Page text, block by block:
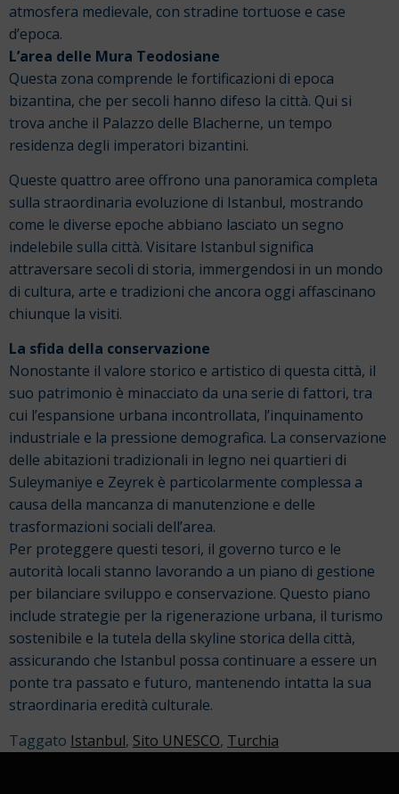
atmosfera medievale, con stradine tortuose e case
d’epoca.
L’area delle Mura Teodosiane
Questa zona comprende le fortificazioni di epoca
bizantina, che per secoli hanno difeso la città. Qui si
trova anche il Palazzo delle Blacherne, un tempo
residenza degli imperatori bizantini.
Queste quattro aree offrono una panoramica completa
sulla straordinaria evoluzione di Istanbul, mostrando
come le diverse epoche abbiano lasciato un segno
indelebile sulla città. Visitare Istanbul significa
attraversare secoli di storia, immergendosi in un mondo
di cultura, arte e tradizioni che ancora oggi affascinano
chiunque la visiti.
La sfida della conservazione
Nonostante il valore storico e artistico di questa città, il
suo patrimonio è minacciato da una serie di fattori, tra
cui l’espansione urbana incontrollata, l’inquinamento
industriale e la pressione demografica. La conservazione
delle abitazioni tradizionali in legno nei quartieri di
Suleymaniye e Zeyrek è particolarmente complessa a
causa della mancanza di manutenzione e delle
trasformazioni sociali dell’area.
Per proteggere questi tesori, il governo turco e le
autorità locali stanno lavorando a un piano di gestione
per bilanciare sviluppo e conservazione. Questo piano
include strategie per la rigenerazione urbana, il turismo
sostenibile e la tutela della skyline storica della città,
assicurando che Istanbul possa continuare a essere un
ponte tra passato e futuro, mantenendo intatta la sua
straordinaria eredità culturale.
Taggato Istanbul, Sito UNESCO, Turchia